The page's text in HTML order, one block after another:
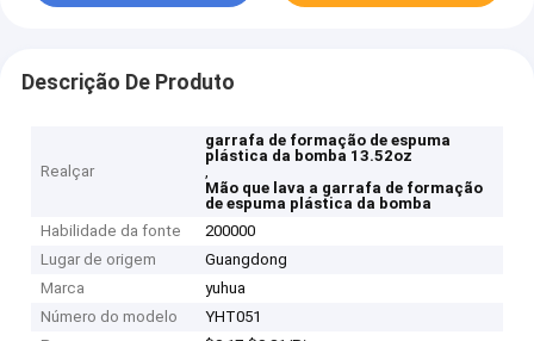
Descrição De Produto
Realçar
garrafa de formação de espuma
plástica da bomba 13.52oz
,
Mão que lava a garrafa de formação
de espuma plástica da bomba
Habilidade da fonte
200000
Lugar de origem
Guangdong
Marca
yuhua
Número do modelo
YHT051